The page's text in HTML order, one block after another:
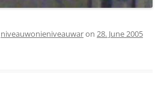
niveauwonieniveauwaron 28. June 2005